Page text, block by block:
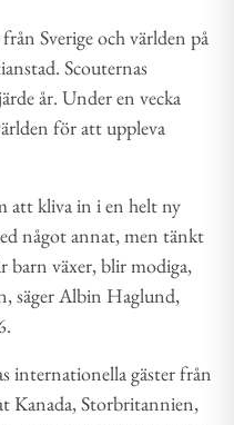
Sverige och världen på
Scouternas
år. Under en vecka
för att uppleva
att kliva in i en helt ny
något annat, men tänkt
barn växer, blir modiga,
säger Albin Haglund,
internationella gäster från
Kanada, Storbritannien,